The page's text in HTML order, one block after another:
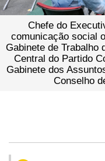
Chefe do
comunicação social
Gabinete de Trabalho
Central do Partido
Gabinete dos
Conselho